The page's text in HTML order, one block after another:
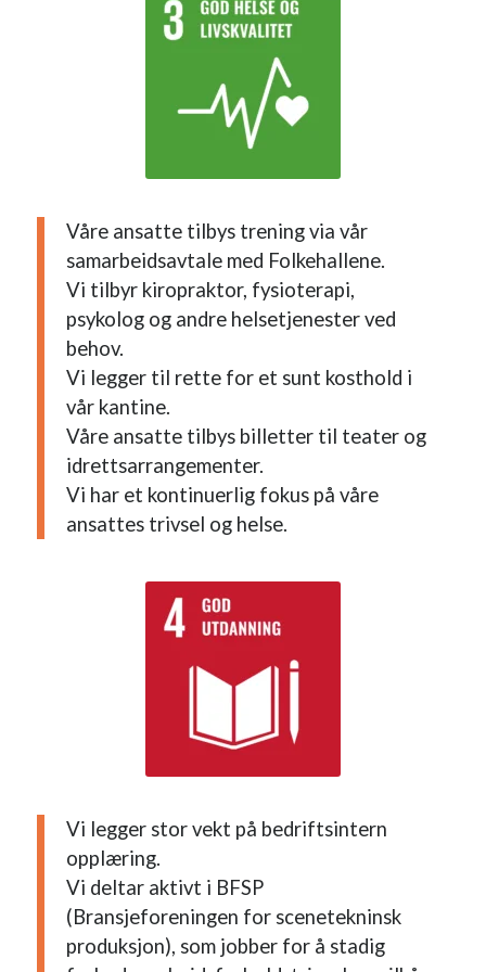
Våre ansatte tilbys trening via vår
samarbeidsavtale med Folkehallene.
Vi tilbyr kiropraktor, fysioterapi,
psykolog og andre helsetjenester ved
behov.
Vi legger til rette for et sunt kosthold i
vår kantine.
Våre ansatte tilbys billetter til teater og
idrettsarrangementer.
Vi har et kontinuerlig fokus på våre
ansattes trivsel og helse.
Vi legger stor vekt på bedriftsintern
opplæring.
Vi deltar aktivt i BFSP
(Bransjeforeningen for scenetekninsk
produksjon), som jobber for å stadig